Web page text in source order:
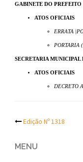
GABINETE DO PREFEITO
ATOS OFICIAIS
ERRATA
PORTARIA
SECRETARIA MUNICIPAL
ATOS OFICIAIS
DECRETO
Post
Edição Nº 1318
MENU